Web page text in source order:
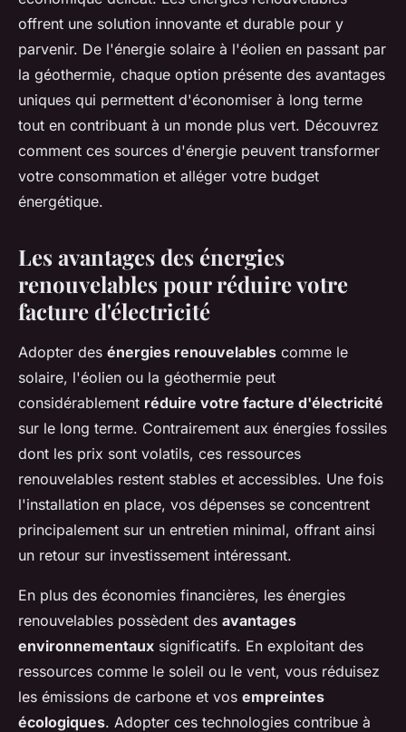
offrent une solution innovante et durable pour y
parvenir. De l'énergie solaire à l'éolien en passant par
la géothermie, chaque option présente des avantages
uniques qui permettent d'économiser à long terme
tout en contribuant à un monde plus vert. Découvrez
comment ces sources d'énergie peuvent transformer
votre consommation et alléger votre budget
énergétique.
Les avantages des énergies
renouvelables pour réduire votre
facture d'électricité
Adopter des énergies renouvelables comme le
solaire, l'éolien ou la géothermie peut
considérablement réduire votre facture d'électricité
sur le long terme. Contrairement aux énergies fossiles
dont les prix sont volatils, ces ressources
renouvelables restent stables et accessibles. Une fois
l'installation en place, vos dépenses se concentrent
principalement sur un entretien minimal, offrant ainsi
un retour sur investissement intéressant.
En plus des économies financières, les énergies
renouvelables possèdent des avantages
environnementaux significatifs. En exploitant des
ressources comme le soleil ou le vent, vous réduisez
les émissions de carbone et vos empreintes
écologiques. Adopter ces technologies contribue à